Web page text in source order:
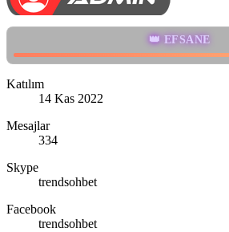
👑 EFSANE
Katılım
14 Kas 2022
Mesajlar
334
Skype
trendsohbet
Facebook
trendsohbet